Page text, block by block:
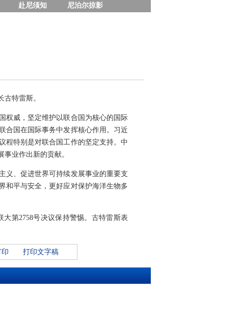
赴尼须知 尼泊尔掠影
特雷斯。
权威，坚定维护以联合国为核心的国际
合国在国际事务中发挥核心作用。习近
程特别是对联合国工作的坚定支持。中
业作出新的贡献。
义、促进世界可持续发展事业的重要支
和平与安全，更好应对保护海洋生物多
第2758号决议保持警惕。古特雷斯表
打印文字稿